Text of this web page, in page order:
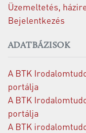
Üzemeltetés,
Bejelentkezés
ADATBÁZISOK
A BTK
portálja
A BTK
portálja
A BTK